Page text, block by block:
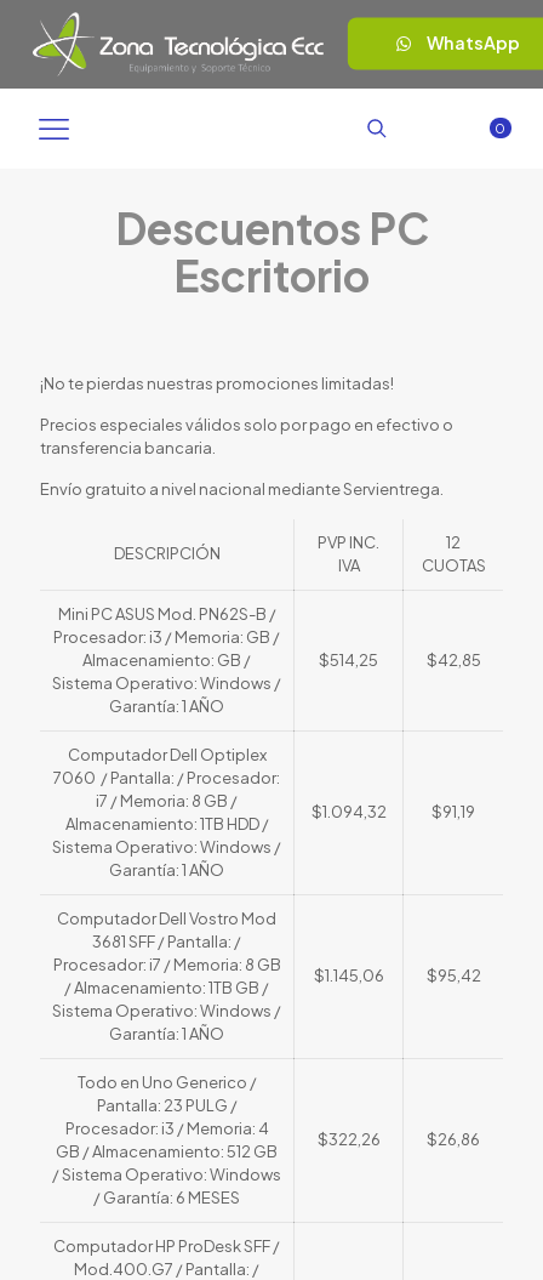
WhatsApp
0
Descuentos PC
Escritorio
¡No te pierdas nuestras promociones limitadas!
Precios especiales válidos solo por pago en efectivo o
transferencia bancaria.
Envío gratuito a nivel nacional mediante Servientrega.
DESCRIPCIÓN
PVP INC.
IVA
12
CUOTAS
Mini PC ASUS Mod. PN62S-B /
Procesador: i3 / Memoria: GB /
Almacenamiento: GB /
Sistema Operativo: Windows /
Garantía: 1 AÑO
$514,25 $42,85
Computador Dell Optiplex
7060 / Pantalla: / Procesador:
i7 / Memoria: 8 GB /
Almacenamiento: 1TB HDD /
Sistema Operativo: Windows /
Garantía: 1 AÑO
$1.094,32 $91,19
Computador Dell Vostro Mod
3681 SFF / Pantalla: /
Procesador: i7 / Memoria: 8 GB
/ Almacenamiento: 1TB GB /
Sistema Operativo: Windows /
Garantía: 1 AÑO
$1.145,06 $95,42
Todo en Uno Generico /
Pantalla: 23 PULG /
Procesador: i3 / Memoria: 4
GB / Almacenamiento: 512 GB
/ Sistema Operativo: Windows
/ Garantía: 6 MESES
$322,26 $26,86
Computador HP ProDesk SFF /
Mod.400.G7 / Pantalla: /